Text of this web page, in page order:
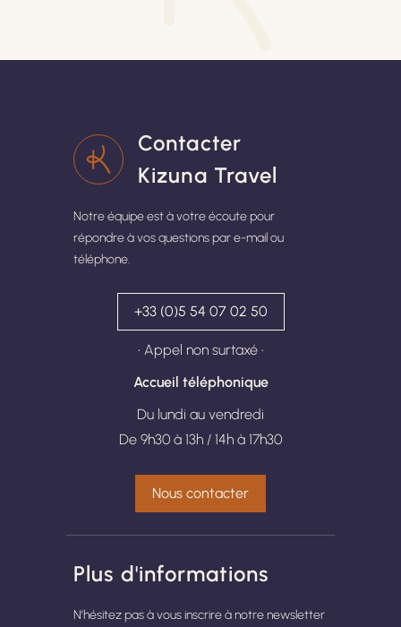
Contacter
Kizuna Travel
Notre équipe est à votre écoute pour
répondre à vos questions par e-mail ou
téléphone.
+33 (0)5 54 07 02 50
• Appel non surtaxé •
Accueil téléphonique
Du lundi au vendredi
De 9h30 à 13h / 14h à 17h30
Nous contacter
Plus d'informations
N’hésitez pas à vous inscrire à notre newsletter